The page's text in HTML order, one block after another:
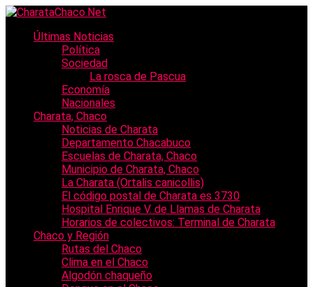
Últimas Noticias
Política
Sociedad
La rosca de Pascua
Economía
Nacionales
Charata, Chaco
Noticias de Charata
Departamento Chacabuco
Escuelas de Charata, Chaco
Municipio de Charata, Chaco
La Charata (Ortalis canicollis)
El código postal de Charata es 3730
Hospital Enrique V. de Llamas de Charata
Horarios de colectivos: Terminal de Charata
Chaco y Región
Rutas del Chaco
Clima en el Chaco
Algodón chaqueño